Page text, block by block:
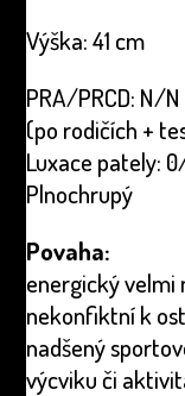
Výška: 41 cm
PRA/PRCD: N/
(po rodičích +
Luxace pately:
Plnochrupý
Povaha:
energický velmi
nekonfiktní k
nadšený
výcviku či